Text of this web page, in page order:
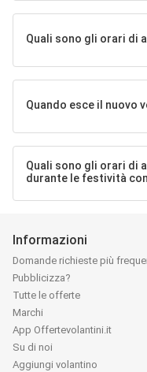
Quali sono gli orari di
Quando esce il nuovo
Quali sono gli orari di
durante le festività
Informazioni
Domande richieste più
Pubblicizza?
Tutte le offerte
Marchi
App Offertevolantini.it
Su di noi
Aggiungi volantino